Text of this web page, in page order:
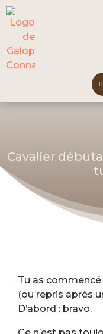
Cavalier
Tu as commencé
(ou repris après
D’abord : bravo.